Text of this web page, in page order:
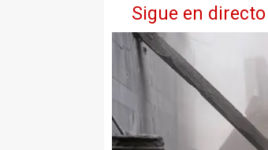
Sigue en